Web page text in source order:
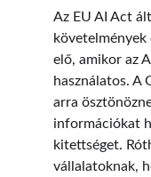
Az EU AI Act
elő, amikor az
használatos. A
arra
információkat
kitettséget.
vállalatoknak,